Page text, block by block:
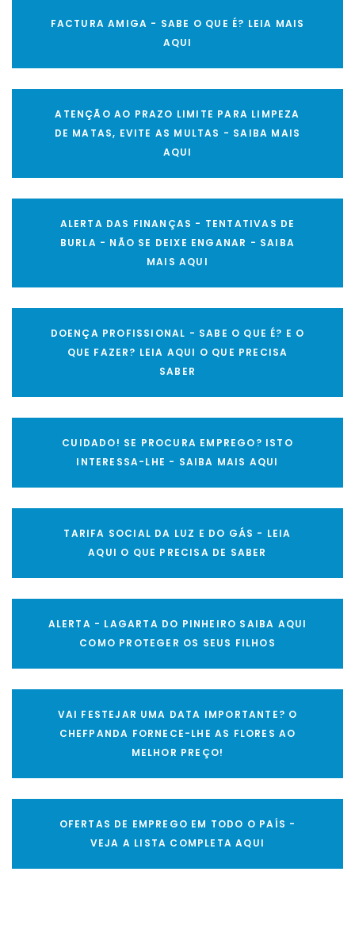
FACTURA AMIGA - SABE O QUE É? LEIA MAIS
AQUI
ATENÇÃO AO PRAZO LIMITE PARA LIMPEZA
DE MATAS, EVITE AS MULTAS - SAIBA MAIS
AQUI
ALERTA DAS FINANÇAS - TENTATIVAS DE
BURLA - NÃO SE DEIXE ENGANAR - SAIBA
MAIS AQUI
DOENÇA PROFISSIONAL - SABE O QUE É? E O
QUE FAZER? LEIA AQUI O QUE PRECISA
SABER
CUIDADO! SE PROCURA EMPREGO? ISTO
INTERESSA-LHE - SAIBA MAIS AQUI
TARIFA SOCIAL DA LUZ E DO GÁS - LEIA
AQUI O QUE PRECISA DE SABER
ALERTA - LAGARTA DO PINHEIRO SAIBA AQUI
COMO PROTEGER OS SEUS FILHOS
VAI FESTEJAR UMA DATA IMPORTANTE? O
CHEFPANDA FORNECE-LHE AS FLORES AO
MELHOR PREÇO!
OFERTAS DE EMPREGO EM TODO O PAÍS -
VEJA A LISTA COMPLETA AQUI